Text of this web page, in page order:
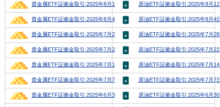
貴金属ETF証拠金取引:2025年8月11日号 原油ETF証拠金取引:2025年8月
貴金属ETF証拠金取引:2025年8月4日号 原油ETF証拠金取引:2025年8月4
貴金属ETF証拠金取引:2025年7月28日号 原油ETF証拠金取引:2025年7月
貴金属ETF証拠金取引:2025年7月21日号 原油ETF証拠金取引:2025年7月
貴金属ETF証拠金取引:2025年7月14日号 原油ETF証拠金取引:2025年7月
貴金属ETF証拠金取引:2025年7月7日号 原油ETF証拠金取引:2025年7月7
貴金属ETF証拠金取引:2025年6月30日号 原油ETF証拠金取引:2025年6月